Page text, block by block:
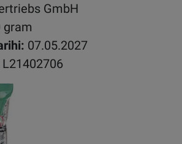
GmbH
gram
07.05.2027
L21402706